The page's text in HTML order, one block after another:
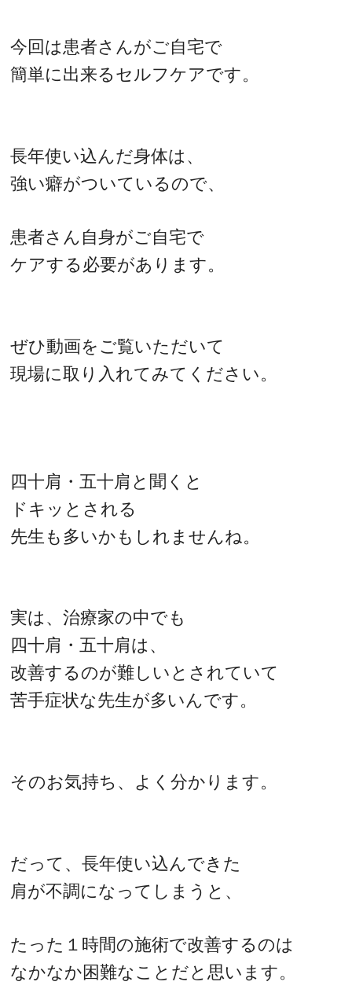
今回は患者さんがご自宅で
簡単に出来るセルフケアです。
長年使い込んだ身体は、
強い癖がついているので、
患者さん自身がご自宅で
ケアする必要があります。
ぜひ動画をご覧いただいて
現場に取り入れてみてください。
四十肩・五十肩と聞くと
ドキッとされる
先生も多いかもしれませんね。
実は、治療家の中でも
四十肩・五十肩は、
改善するのが難しいとされていて
苦手症状な先生が多いんです。
そのお気持ち、よく分かります。
だって、長年使い込んできた
肩が不調になってしまうと、
たった１時間の施術で改善するのは
なかなか困難なことだと思います。